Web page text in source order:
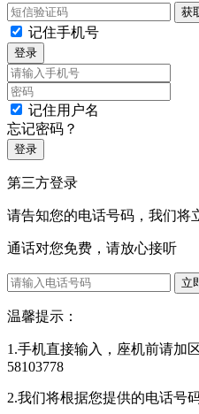
记住手机号
登录
记住用户名
忘记密码？
登录
第三方登录
请告知您的电话号码，我们将
通话对您免费，请放心接听
立
温馨提示：
1.手机直接输入，座机前请加
58103778
2.我们将根据您提供的电话号